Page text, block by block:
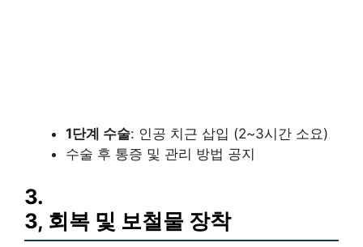
1단계 수술: 인공 치근 삽입 (2~3시간 소요)
수술 후 통증 및 관리 방법 공지
3.
3, 회복 및 보철물 장착